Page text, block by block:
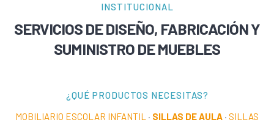
INSTITUCIONAL
SERVICIOS DE DISEÑO, FABRICACIÓN Y
SUMINISTRO DE MUEBLES
¿QUÉ PRODUCTOS NECESITAS?
MOBILIARIO ESCOLAR INFANTIL · SILLAS DE AULA · SILLAS